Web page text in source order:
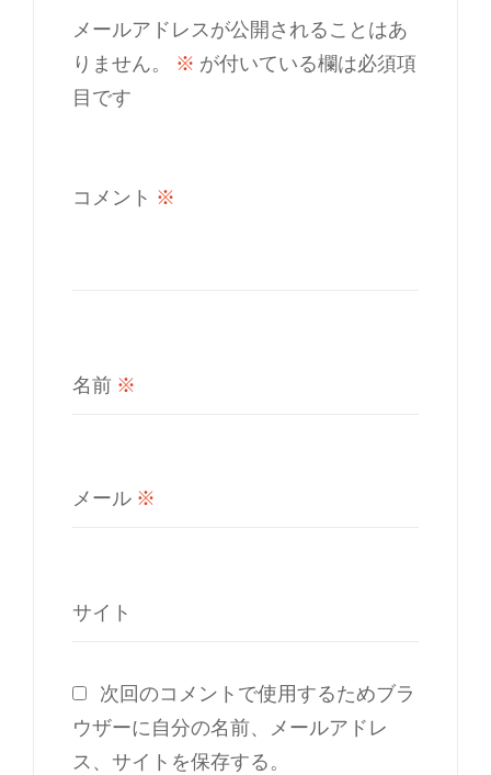
メールアドレスが公開されることはあ
りません。
※ が付いている欄は必須項
目です
コメント ※
名前 ※
メール ※
サイト
次回のコメントで使用するためブラ
ウザーに自分の名前、メールアドレ
ス、サイトを保存する。